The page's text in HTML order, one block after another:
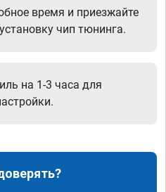
время и приезжайте
чип тюнинга.
на 1-3 часа для